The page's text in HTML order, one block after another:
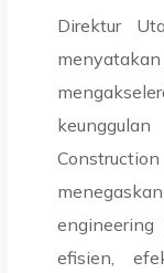
Direktur
efisien,